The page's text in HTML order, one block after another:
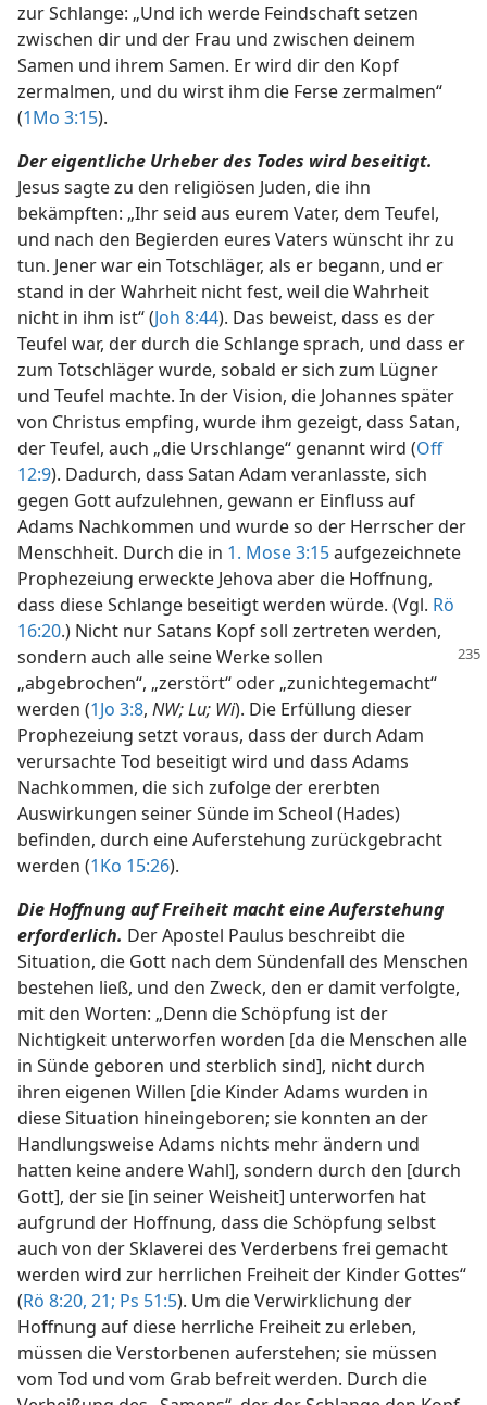
zur Schlange: „Und ich werde Feindschaft setzen
zwischen dir und der Frau und zwischen deinem
Samen und ihrem Samen. Er wird dir den Kopf
zermalmen, und du wirst ihm die Ferse zermalmen“
(1Mo 3:15).
Der eigentliche Urheber des Todes wird beseitigt.
Jesus sagte zu den religiösen Juden, die ihn
bekämpften: „Ihr seid aus eurem Vater, dem Teufel,
und nach den Begierden eures Vaters wünscht ihr zu
tun. Jener war ein Totschläger, als er begann, und er
stand in der Wahrheit nicht fest, weil die Wahrheit
nicht in ihm ist“ (Joh 8:44). Das beweist, dass es der
Teufel war, der durch die Schlange sprach, und dass er
zum Totschläger wurde, sobald er sich zum Lügner
und Teufel machte. In der Vision, die Johannes später
von Christus empfing, wurde ihm gezeigt, dass Satan,
der Teufel, auch „die Urschlange“ genannt wird (Off
12:9). Dadurch, dass Satan Adam veranlasste, sich
gegen Gott aufzulehnen, gewann er Einfluss auf
Adams Nachkommen und wurde so der Herrscher der
Menschheit. Durch die in 1. Mose 3:15aufgezeichnete
Prophezeiung erweckte Jehova aber die Hoffnung,
dass diese Schlange beseitigt werden würde. (Vgl. Rö
16:20.) Nicht nur Satans Kopf soll zertreten werden,
sondern auch alle seine Werkesollen
„abgebrochen“, „zerstört“ oder „zunichtegemacht“
werden (1Jo 3:8, NW; Lu; Wi). Die Erfüllung dieser
Prophezeiung setzt voraus, dass der durch Adam
verursachte Tod beseitigt wird und dass Adams
Nachkommen, die sich zufolge der ererbten
Auswirkungen seiner Sünde im Scheol (Hades)
befinden, durch eine Auferstehung zurückgebracht
werden (1Ko 15:26).
Die Hoffnung auf Freiheit macht eine Auferstehung
erforderlich. Der Apostel Paulus beschreibt die
Situation, die Gott nach dem Sündenfall des Menschen
bestehen ließ, und den Zweck, den er damit verfolgte,
mit den Worten: „Denn die Schöpfung ist der
Nichtigkeit unterworfen worden [da die Menschen alle
in Sünde geboren und sterblich sind], nicht durch
ihren eigenen Willen [die Kinder Adams wurden in
diese Situation hineingeboren; sie konnten an der
Handlungsweise Adams nichts mehr ändern und
hatten keine andere Wahl], sondern durch den [durch
Gott], der sie [in seiner Weisheit] unterworfen hat
aufgrund der Hoffnung, dass die Schöpfung selbst
auch von der Sklaverei des Verderbens frei gemacht
werden wird zur herrlichen Freiheit der Kinder Gottes“
(Rö 8:20, 21; Ps 51:5). Um die Verwirklichung der
Hoffnung auf diese herrliche Freiheit zu erleben,
müssen die Verstorbenen auferstehen; sie müssen
vom Tod und vom Grab befreit werden. Durch die